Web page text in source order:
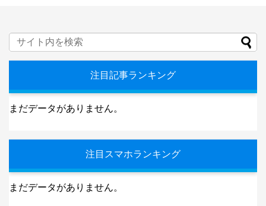
注目記事ランキング
まだデータがありません。
注目スマホランキング
まだデータがありません。